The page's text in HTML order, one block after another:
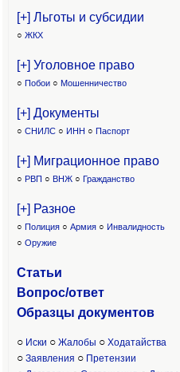
[+] Льготы и субсидии
○ ЖКХ
[+] Уголовное право
○ Побои ○ Мошенничество
[+] Документы
○ СНИЛС ○ ИНН ○ Паспорт
[+] Миграционное право
○ РВП ○ ВНЖ ○ Гражданство
[+] Разное
○ Полиция ○ Армия ○ Инвалидность
○ Оружие
Статьи
Вопрос/ответ
Образцы документов
○ Иски ○ Жалобы ○ Ходатайства
○ Заявления ○ Претензии